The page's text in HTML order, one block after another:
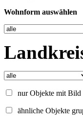
Wohnform auswählen
nur Objekte mit Bild
ähnliche Objekte